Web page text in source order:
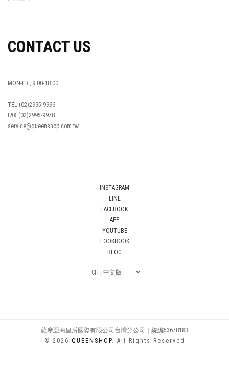
CONTACT US
MON-FRI, 9:00-18:00
TEL:(02)2995-9996
FAX:(02)2995-9978
service@queenshop.com.tw
INSTAGRAM
LINE
FACEBOOK
APP
YOUTUBE
LOOKBOOK
BLOG
薩摩亞商皇后國際有限公司台灣分公司｜統編53678183
© 2026 QUEENSHOP. All Rights Reserved